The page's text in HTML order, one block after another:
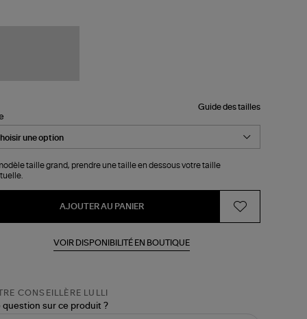
Guide des tailles
taille grand, prendre une taille en dessous votre taille
AJOUTER AU PANIER
VOIR DISPONIBILITÉ EN BOUTIQUE
CONSEILLÈRE LULLI
question sur ce produit ?